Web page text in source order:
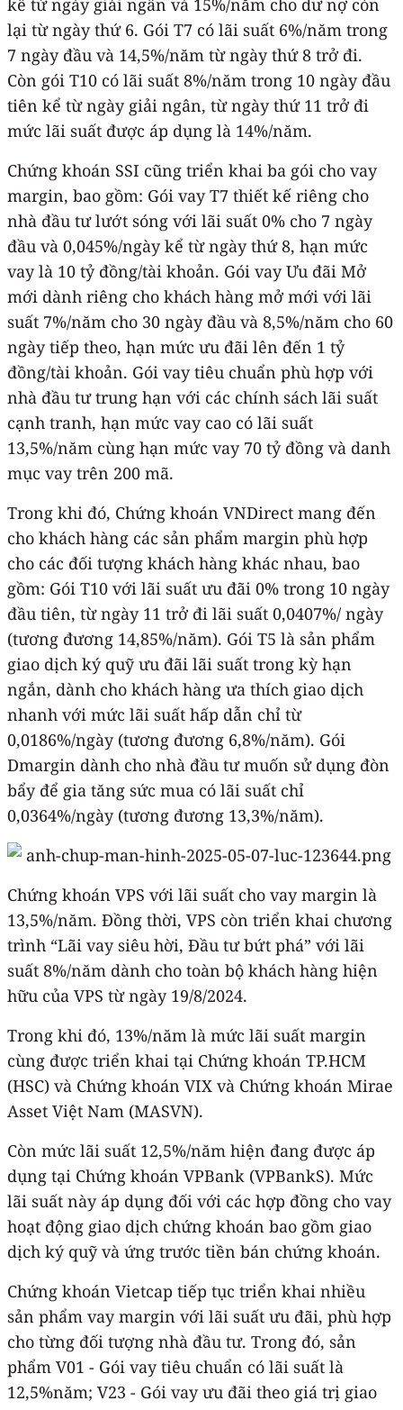
lại từ ngày thứ 6. Gói T7 có lãi suất 6%/năm trong
7 ngày đầu và 14,5%/năm từ ngày thứ 8 trở đi.
Còn gói T10 có lãi suất 8%/năm trong 10 ngày đầu
tiên kể từ ngày giải ngân, từ ngày thứ 11 trở đi
mức lãi suất được áp dụng là 14%/năm.
Chứng khoán SSI cũng triển khai ba gói cho vay
margin, bao gồm: Gói vay T7 thiết kế riêng cho
nhà đầu tư lướt sóng với lãi suất 0% cho 7 ngày
đầu và 0,045%/ngày kể từ ngày thứ 8, hạn mức
vay là 10 tỷ đồng/tài khoản. Gói vay Ưu đãi Mở
mới dành riêng cho khách hàng mở mới với lãi
suất 7%/năm cho 30 ngày đầu và 8,5%/năm cho 60
ngày tiếp theo, hạn mức ưu đãi lên đến 1 tỷ
đồng/tài khoản. Gói vay tiêu chuẩn phù hợp với
nhà đầu tư trung hạn với các chính sách lãi suất
cạnh tranh, hạn mức vay cao có lãi suất
13,5%/năm cùng hạn mức vay 70 tỷ đồng và danh
mục vay trên 200 mã.
Trong khi đó, Chứng khoán VNDirect mang đến
cho khách hàng các sản phẩm margin phù hợp
cho các đối tượng khách hàng khác nhau, bao
gồm: Gói T10 với lãi suất ưu đãi 0% trong 10 ngày
đầu tiên, từ ngày 11 trở đi lãi suất 0,0407%/ ngày
(tương đương 14,85%/năm). Gói T5 là sản phẩm
giao dịch ký quỹ ưu đãi lãi suất trong kỳ hạn
ngắn, dành cho khách hàng ưa thích giao dịch
nhanh với mức lãi suất hấp dẫn chỉ từ
0,0186%/ngày (tương đương 6,8%/năm). Gói
Dmargin dành cho nhà đầu tư muốn sử dụng đòn
bẩy để gia tăng sức mua có lãi suất chỉ
0,0364%/ngày (tương đương 13,3%/năm).
Chứng khoán VPS với lãi suất cho vay margin là
13,5%/năm. Đồng thời, VPS còn triển khai chương
trình “Lãi vay siêu hời, Đầu tư bứt phá” với lãi
suất 8%/năm dành cho toàn bộ khách hàng hiện
hữu của VPS từ ngày 19/8/2024.
Trong khi đó, 13%/năm là mức lãi suất margin
cùng được triển khai tại Chứng khoán TP.HCM
(HSC) và Chứng khoán VIX và Chứng khoán Mirae
Asset Việt Nam (MASVN).
Còn mức lãi suất 12,5%/năm hiện đang được áp
dụng tại Chứng khoán VPBank (VPBankS). Mức
lãi suất này áp dụng đối với các hợp đồng cho vay
hoạt động giao dịch chứng khoán bao gồm giao
dịch ký quỹ và ứng trước tiền bán chứng khoán.
Chứng khoán Vietcap tiếp tục triển khai nhiều
sản phẩm vay margin với lãi suất ưu đãi, phù hợp
cho từng đối tượng nhà đầu tư. Trong đó, sản
phẩm V01 - Gói vay tiêu chuẩn có lãi suất là
12,5%năm; V23 - Gói vay ưu đãi theo giá trị giao